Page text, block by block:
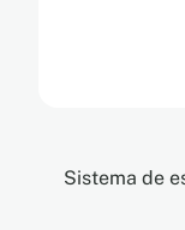
Sistema de